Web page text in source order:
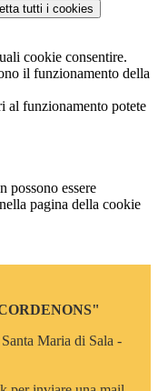
tutti i cookies
cookie consentire.
il funzionamento della
al funzionamento potete
possono essere
pagina della cookie
Maria di Sala -